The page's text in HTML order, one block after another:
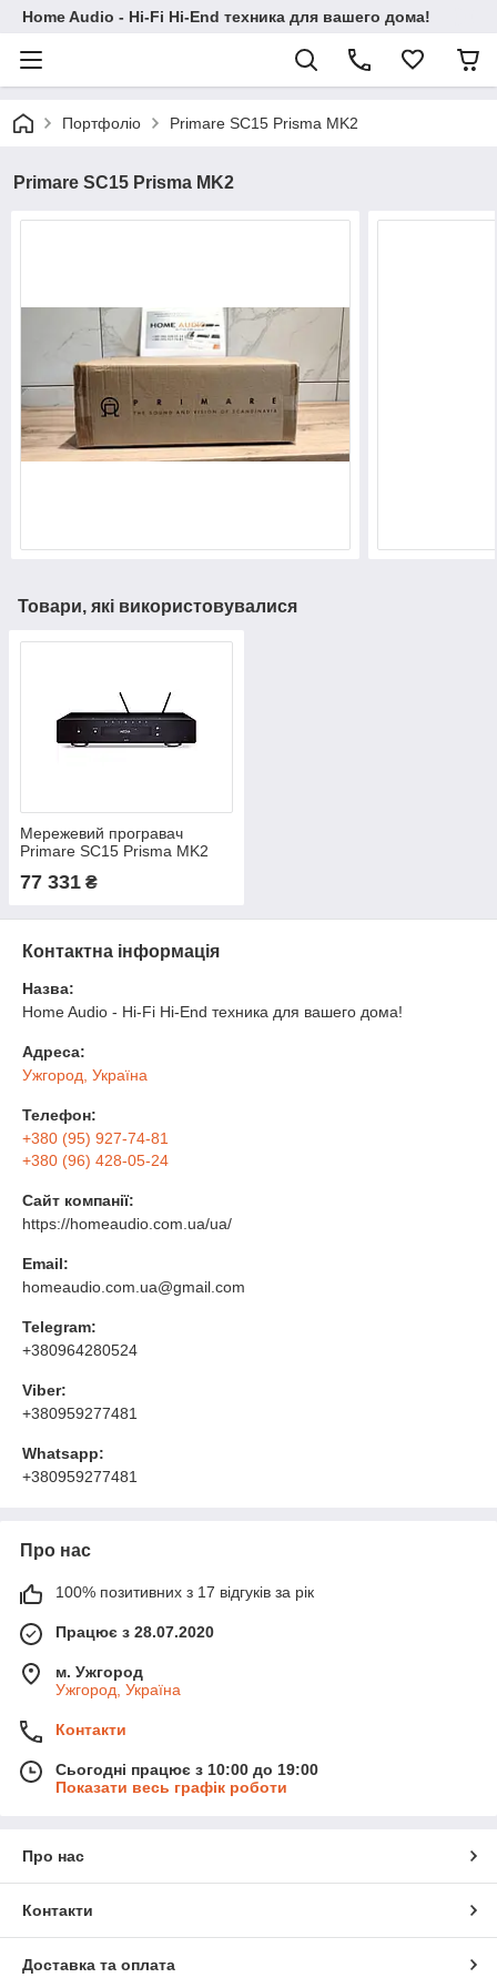
Home Audio - Hi-Fi Hi-End техника для вашего дома!
Портфоліо Primare SC15 Prisma MK2
Primare SC15 Prisma MK2
Товари, які використовувалися
Мережевий програвач
Primare SC15 Prisma MK2
77 331 ₴
Контактна інформація
Назва:
Home Audio - Hi-Fi Hi-End техника для вашего дома!
Адреса:
Ужгород, Україна
Телефон:
+380 (95) 927-74-81
+380 (96) 428-05-24
Сайт компанії:
https://homeaudio.com.ua/ua/
Email:
homeaudio.com.ua@gmail.com
Telegram:
+380964280524
Viber:
+380959277481
Whatsapp:
+380959277481
Про нас
100% позитивних з 17 відгуків за рік
Працює з 28.07.2020
м. Ужгород
Ужгород, Україна
Контакти
Сьогодні працює з 10:00 до 19:00
Показати весь графік роботи
Про нас
Контакти
Доставка та оплата